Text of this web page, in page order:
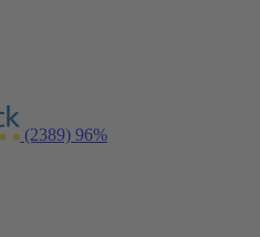
(2389) 96%